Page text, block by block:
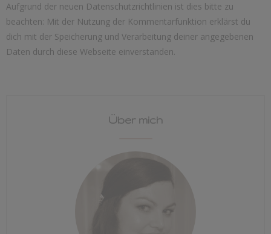
Aufgrund der neuen Datenschutzrichtlinien ist dies bitte zu
beachten: Mit der Nutzung der Kommentarfunktion erklärst du
dich mit der Speicherung und Verarbeitung deiner angegebenen
Daten durch diese Webseite einverstanden.
Über mich